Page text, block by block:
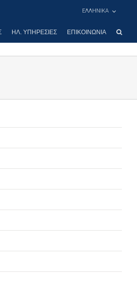
ΕΛΛΗΝΙΚΑ
ΗΛ. ΥΠΗΡΕΣΊΕΣ ΕΠΙΚΟΙΝΩΝΊΑ